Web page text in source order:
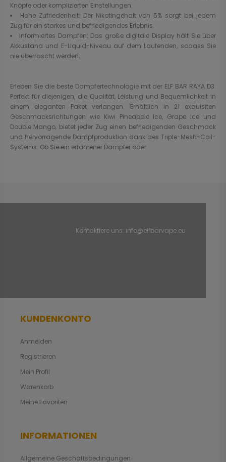
Knöpfe oder komplizierten Einstellungen.
Hohe Zufriedenheit: Der Nikotingehalt von 5% sorgt bei jedem
Zug für ein starkes und befriedigendes Erlebnis.
Informiertes Dampfen: Das große digitale Display hält Sie über
Akkustand und E-Liquid-Niveau auf dem Laufenden, sodass Sie
nie überrascht werden.
Erleben Sie die beste Dampfertechnologie mit der ELF BAR RAYA D3.
Perfekt für diejenigen, die Qualität, Leistung und Bequemlichkeit in
einem eleganten Paket verlangen. Erhältlich in 21 exquisiten
Geschmacksrichtungen wie Kiwi Pineapple Ice, Grape Ice und
Double Mango, bietet jeder Zug einen befriedigenden Geschmack
und hervorragende Dampfproduktion dank des Triple-Mesh-Coil-
Systems. Ob Sie ein erfahrener Dampfer oder
Kontaktiere uns: info@elfbarvape.eu
KUNDENKONTO
Anmelden
Registrieren
Mein Profil
Warenkorb
Meine Favoriten
INFORMATIONEN
Allgemeine Geschäftsbedingungen